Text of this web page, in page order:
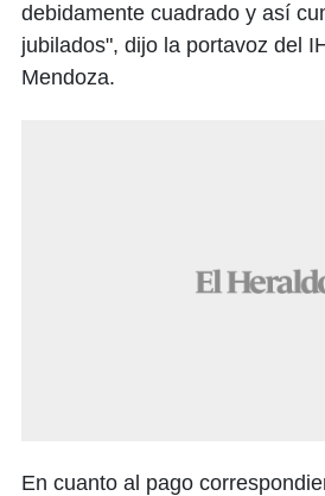
debidamente cuadrado y así
jubilados", dijo la portavoz del
Mendoza.
En cuanto al pago